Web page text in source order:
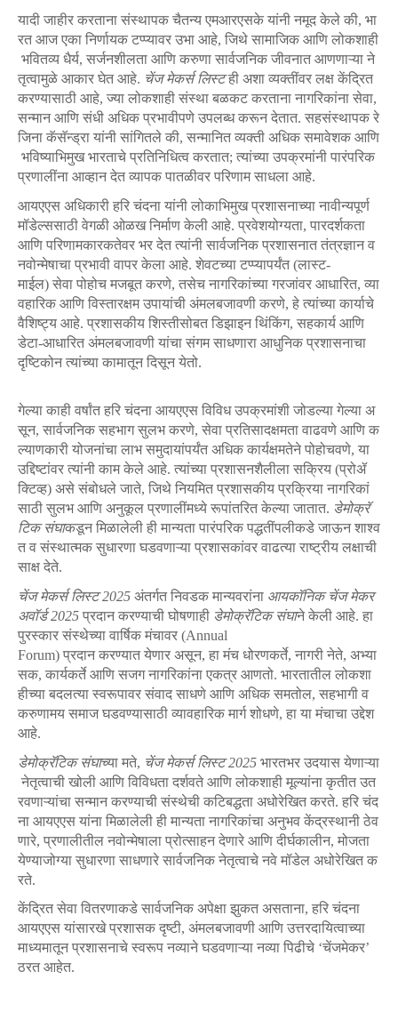
यादी जाहीर करताना संस्थापक चैतन्य एमआरएसके यांनी नमूद केले की, भा
रत आज एका निर्णायक टप्प्यावर उभा आहे, जिथे सामाजिक आणि लोकशाही
भवितव्य धैर्य, सर्जनशीलता आणि करुणा सार्वजनिक जीवनात आणणाऱ्या ने
तृत्वामुळे आकार घेत आहे. चेंज मेकर्स लिस्ट ही अशा व्यक्तींवर लक्ष केंद्रित
करण्यासाठी आहे, ज्या लोकशाही संस्था बळकट करताना नागरिकांना सेवा,
सन्मान आणि संधी अधिक प्रभावीपणे उपलब्ध करून देतात. सहसंस्थापक रे
जिना कॅसॅन्ड्रा यांनी सांगितले की, सन्मानित व्यक्ती अधिक समावेशक आणि
भविष्याभिमुख भारताचे प्रतिनिधित्व करतात; त्यांच्या उपक्रमांनी पारंपरिक
प्रणालींना आव्हान देत व्यापक पातळीवर परिणाम साधला आहे.
आयएएस अधिकारी हरि चंदना यांनी लोकाभिमुख प्रशासनाच्या नावीन्यपूर्ण
मॉडेल्ससाठी वेगळी ओळख निर्माण केली आहे. प्रवेशयोग्यता, पारदर्शकता
आणि परिणामकारकतेवर भर देत त्यांनी सार्वजनिक प्रशासनात तंत्रज्ञान व
नवोन्मेषाचा प्रभावी वापर केला आहे. शेवटच्या टप्प्यापर्यंत(लास्ट-
माईल) सेवा पोहोच मजबूत करणे, तसेच नागरिकांच्या गरजांवर आधारित, व्या
वहारिक आणि विस्तारक्षम उपायांची अंमलबजावणी करणे, हे त्यांच्या कार्याचे
वैशिष्ट्य आहे. प्रशासकीय शिस्तीसोबत डिझाइन थिंकिंग, सहकार्य आणि
डेटा-आधारित अंमलबजावणी यांचा संगम साधणारा आधुनिक प्रशासनाचा
दृष्टिकोन त्यांच्या कामातून दिसून येतो.
गेल्या काही वर्षांत हरि चंदना आयएएस विविध उपक्रमांशी जोडल्या गेल्या अ
सून, सार्वजनिक सहभाग सुलभ करणे, सेवा प्रतिसादक्षमता वाढवणे आणि क
ल्याणकारी योजनांचा लाभ समुदायांपर्यंत अधिक कार्यक्षमतेने पोहोचवणे, या
उद्दिष्टांवर त्यांनी काम केले आहे. त्यांच्या प्रशासनशैलीला सक्रिय (प्रोॲ
क्टिव्ह) असे संबोधले जाते, जिथे नियमित प्रशासकीय प्रक्रिया नागरिकां
साठी सुलभ आणि अनुकूल प्रणालींमध्ये रूपांतरित केल्या जातात. डेमोक्रॅ
टिक संघाकडून मिळालेली ही मान्यता पारंपरिक पद्धतींपलीकडे जाऊन शाश्व
त व संस्थात्मक सुधारणा घडवणाऱ्या प्रशासकांवर वाढत्या राष्ट्रीय लक्षाची
साक्ष देते.
चेंज मेकर्स लिस्ट2025 अंतर्गत निवडक मान्यवरांना आयकॉनिक चेंज मेकर
अवॉर्ड2025 प्रदान करण्याची घोषणाही डेमोक्रॅटिक संघाने केली आहे. हा
पुरस्कार संस्थेच्या वार्षिक मंचावर (Annual
Forum) प्रदान करण्यात येणार असून, हा मंच धोरणकर्ते, नागरी नेते, अभ्या
सक, कार्यकर्ते आणि सजग नागरिकांना एकत्र आणतो. भारतातील लोकशा
हीच्या बदलत्या स्वरूपावर संवाद साधणे आणि अधिक समतोल, सहभागी व
करुणामय समाज घडवण्यासाठी व्यावहारिक मार्ग शोधणे, हा या मंचाचा उद्देश
आहे.
डेमोक्रॅटिक संघाच्या मते, चेंज मेकर्स लिस्ट2025 भारतभर उदयास येणाऱ्या
नेतृत्वाची खोली आणि विविधता दर्शवते आणि लोकशाही मूल्यांना कृतीत उत
रवणाऱ्यांचा सन्मान करण्याची संस्थेची कटिबद्धता अधोरेखित करते. हरि चंद
ना आयएएस यांना मिळालेली ही मान्यता नागरिकांचा अनुभव केंद्रस्थानी ठेव
णारे, प्रणालीतील नवोन्मेषाला प्रोत्साहन देणारे आणि दीर्घकालीन, मोजता
येण्याजोग्या सुधारणा साधणारे सार्वजनिक नेतृत्वाचे नवे मॉडेल अधोरेखित क
रते.
केंद्रित सेवा वितरणाकडे सार्वजनिक अपेक्षा झुकत असताना, हरि चंदना
आयएएस यांसारखे प्रशासक दृष्टी, अंमलबजावणी आणि उत्तरदायित्वाच्या
माध्यमातून प्रशासनाचे स्वरूप नव्याने घडवणाऱ्या नव्या पिढीचे ‘चेंजमेकर’
ठरत आहेत.